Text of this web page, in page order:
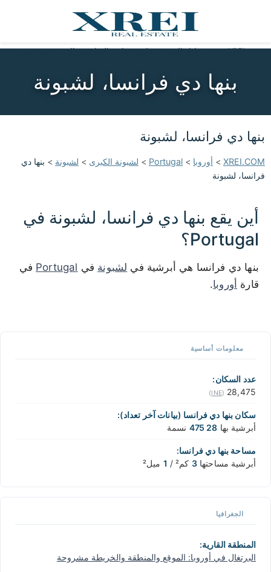
XREI منازل للبيع مشاريع عقارية الحياة في البرتغال من نحن
بنها دي فرانسا، لشبونة
بنها دي فرانسا، لشبونة
XREI.COM
> أوروبا >
Portugal
> لشبونة الكبرى > لشبونة > بنها دي
فرانسا، لشبونة
أين يقع بنها دي فرانسا، لشبونة في
Portugal؟
بنها دي فرانسا هي أبرشية في لشبونة في Portugal في
قارة أوروبا.
معلومات أساسية
عدد السكان:
28,475
(
INE
)
سكان بنها دي فرانسا (بيانات آخر تعداد):
أبرشية بها 28 475 نسمة
مساحة بنها دي فرانسا:
أبرشية مساحتها3 كم² / 1 ميل²
الجغرافيا
المنطقة القارية:
البرتغال في أوروبا: الموقع والمنطقة والخريطة مشروحة